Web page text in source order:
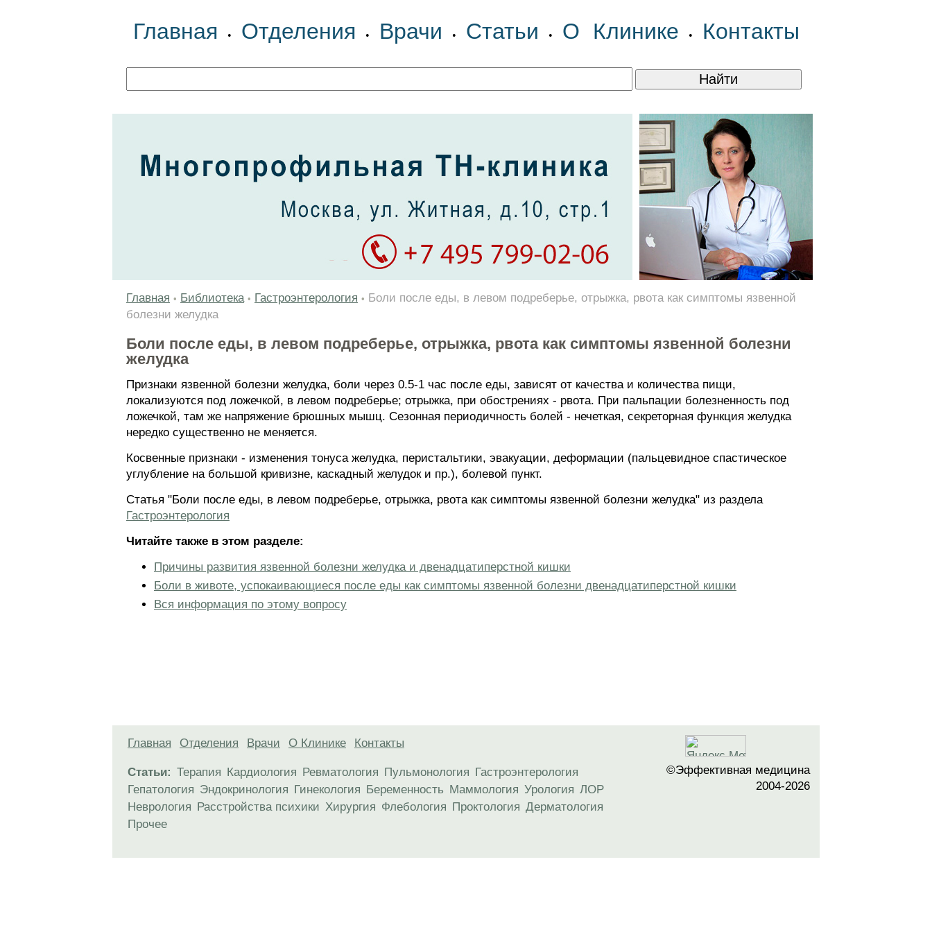
Главная • Отделения • Врачи • Статьи • О Клинике • Контакты
Главная • Библиотека • Гастроэнтерология • Боли после еды, в левом подреберье, отрыжка, рвота как симптомы язвенной
болезни желудка
Боли после еды, в левом подреберье, отрыжка, рвота как симптомы язвенной болезни
желудка
Признаки язвенной болезни желудка, боли через 0.5-1 час после еды, зависят от качества и количества пищи,
локализуются под ложечкой, в левом подреберье; отрыжка, при обострениях - рвота. При пальпации болезненность под
ложечкой, там же напряжение брюшных мышц. Сезонная периодичность болей - нечеткая, секреторная функция желудка
нередко существенно не меняется.
Косвенные признаки - изменения тонуса желудка, перистальтики, эвакуации, деформации (пальцевидное спастическое
углубление на большой кривизне, каскадный желудок и пр.), болевой пункт.
Статья "Боли после еды, в левом подреберье, отрыжка, рвота как симптомы язвенной болезни желудка" из раздела
Гастроэнтерология
Читайте также в этом разделе:
Причины развития язвенной болезни желудка и двенадцатиперстной кишки
Боли в животе, успокаивающиеся после еды как симптомы язвенной болезни двенадцатиперстной кишки
Вся информация по этому вопросу
Главная Отделения Врачи О Клинике Контакты
Статьи: Терапия Кардиология Ревматология Пульмонология Гастроэнтерология
Гепатология Эндокринология Гинекология Беременность Маммология Урология ЛОР
Неврология Расстройства психики Хирургия Флебология Проктология Дерматология
Прочее
©Эффективная медицина
2004-2026